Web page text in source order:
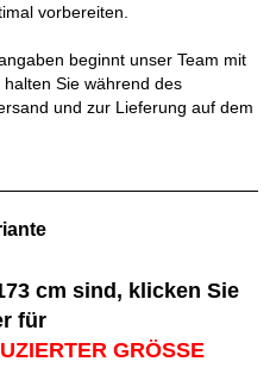
vorbereiten.
beginnt unser Team mit
Sie während des
und zur Lieferung auf dem
cm sind, klicken Sie
für
GRÖSSE